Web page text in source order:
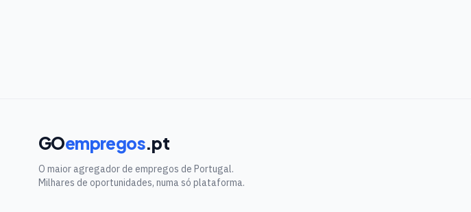
GOempregos.pt
O maior agregador de empregos de Portugal.
Milhares de oportunidades, numa só plataforma.